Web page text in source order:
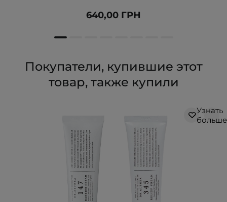
640,00 ГРН
Покупатели, купившие этот
товар, также купили
Узнать
больше